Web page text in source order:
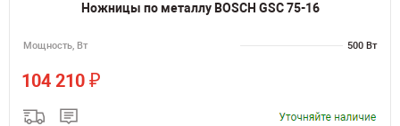
Ножницы по металлу BOSCH GSC 75-16
Мощность, Вт 500 Вт
104 210 ₽